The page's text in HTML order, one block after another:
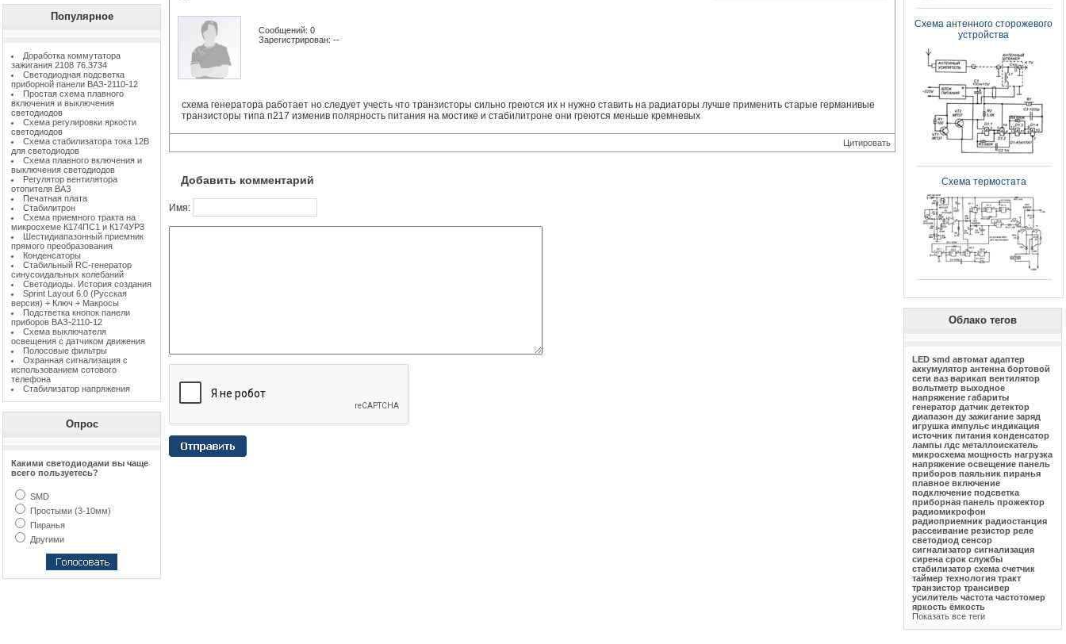
Популярное
Доработка коммутатора
зажигания 2108 76.3734
Светодиодная подсветка
приборной панели ВАЗ-2110-12
Простая схема плавного
включения и выключения
светодиодов
Схема регулировки яркости
светодиодов
Схема стабилизатора тока 12В
для светодиодов
Схема плавного включения и
выключения светодиодов
Регулятор вентилятора
отопителя ВАЗ
Печатная плата
Стабилитрон
Схема приемного тракта на
микросхеме К174ПС1 и К174УР3
Шестидиапазонный приемник
прямого преобразования
Конденсаторы
Стабильный RC-генератор
синусоидальных колебаний
Светодиоды. История создания
Sprint Layout 6.0 (Русская
версия) + Ключ + Макросы
Подстветка кнопок панели
приборов ВАЗ-2110-12
Схема выключателя
освещения с датчиком движения
Полосовые фильтры
Охранная сигнализация с
использованием сотового
телефона
Стабилизатор напряжения
Опрос
Какими светодиодами вы чаще
всего пользуетесь?
SMD
Простыми (3-10мм)
Пиранья
Другими
Сообщений: 0
Зарегистрирован: --
схема генератора работает но следует учесть что транзисторы сильно греются их н нужно ставить на радиаторы лучше применить старые германивые
транзисторы типа п217 изменив полярность питания на мостике и стабилитроне они греются меньше кремневых
Цитировать
Добавить комментарий
Имя:
Схема антенного сторожевого
устройства
Схема термостата
Облако тегов
LED smd автомат адаптер
аккумулятор антенна бортовой
сети ваз варикап вентилятор
вольтметр выходное
напряжение габариты
генератор датчик детектор
диапазон ду зажигание заряд
игрушка импульс индикация
источник питания конденсатор
лампы лдс металлоискатель
микросхема мощность нагрузка
напряжение освещение панель
приборов паяльник пиранья
плавное включение
подключение подсветка
приборная панель прожектор
радиомикрофон
радиоприемник радиостанция
рассеивание резистор реле
светодиод сенсор
сигнализатор сигнализация
сирена срок службы
стабилизатор схема счетчик
таймер технология тракт
транзистор трансивер
усилитель частота частотомер
яркость ёмкость
Показать все теги